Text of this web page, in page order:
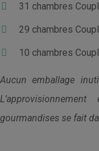
31 chambres
29 chambres
10 chambres
Aucun emballage
gourmandises se fait